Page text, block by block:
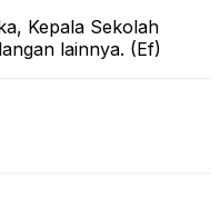
Kepala Sekolah
lainnya. (Ef)